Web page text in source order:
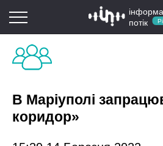
потік
В Маріуполі
коридор»